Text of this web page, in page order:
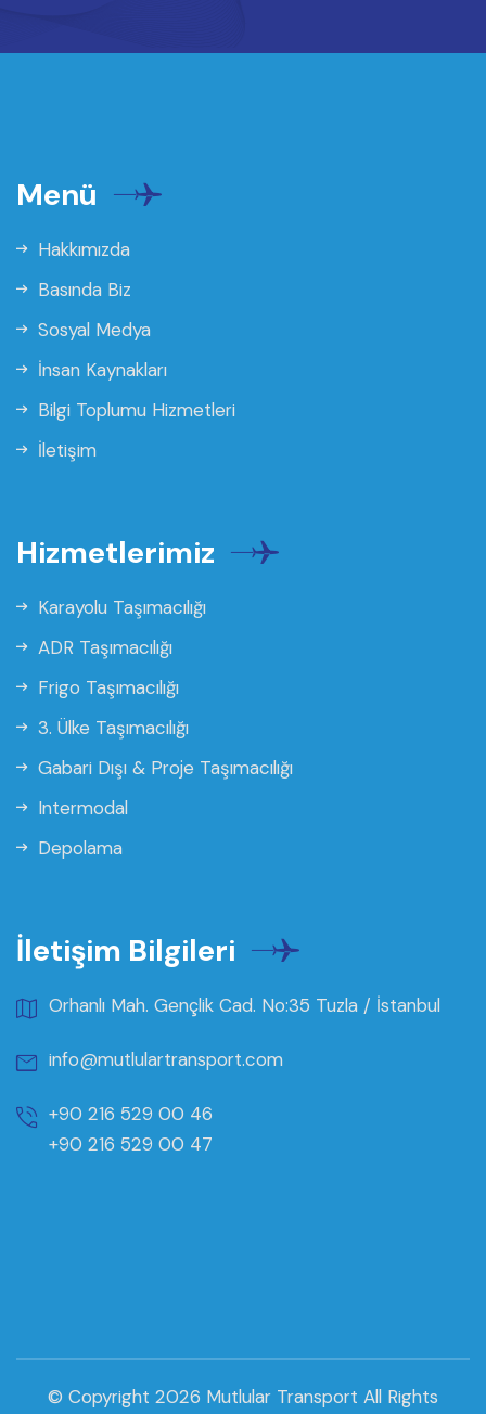
Menü
Hakkımızda
Basında Biz
Sosyal Medya
İnsan Kaynakları
Bilgi Toplumu Hizmetleri
İletişim
Hizmetlerimiz
Karayolu Taşımacılığı
ADR Taşımacılığı
Frigo Taşımacılığı
3. Ülke Taşımacılığı
Gabari Dışı & Proje Taşımacılığı
Intermodal
Depolama
İletişim Bilgileri
Orhanlı Mah. Gençlik Cad. No:35 Tuzla / İstanbul
info@mutlulartransport.com
+90 216 529 00 46
+90 216 529 00 47
© Copyright 2026 Mutlular Transport All Rights